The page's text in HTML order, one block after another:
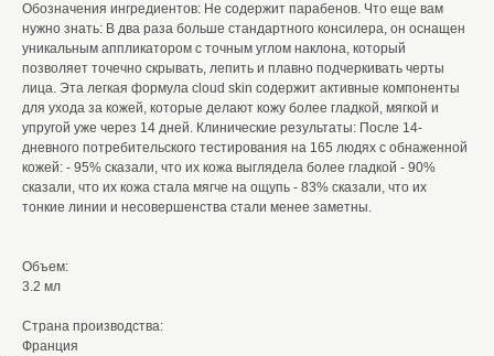
Обозначения ингредиентов: Не содержит парабенов. Что еще вам
нужно знать: В два раза больше стандартного консилера, он оснащен
уникальным аппликатором с точным углом наклона, который
позволяет точечно скрывать, лепить и плавно подчеркивать черты
лица. Эта легкая формула cloud skin содержит активные компоненты
для ухода за кожей, которые делают кожу более гладкой, мягкой и
упругой уже через 14 дней. Клинические результаты: После 14-
дневного потребительского тестирования на 165 людях с обнаженной
кожей: - 95% сказали, что их кожа выглядела более гладкой - 90%
сказали, что их кожа стала мягче на ощупь - 83% сказали, что их
тонкие линии и несовершенства стали менее заметны.
Объем:
3.2 мл
Страна производства:
Франция